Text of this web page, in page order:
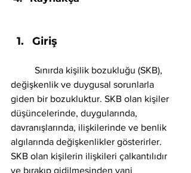
Giriş
değişkenlik ve duygusal sorunlarla
giden bir bozukluktur. SKB olan kişiler
düşüncelerinde, duygularında,
davranışlarında, ilişkilerinde ve benlik
algılarında değişkenlikler gösterirler.
SKB olan kişilerin ilişkileri çalkantılıdır
ve bırakıp gidilmesinden yani